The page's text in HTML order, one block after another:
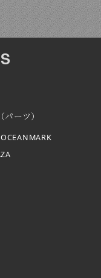
ーツ）